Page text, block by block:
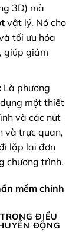
3D) mà
vật lý. Nó cho
tối ưu hóa
giúp giảm
Là phương
một thiết
và các nút
và trực quan,
lặp lại đơn
chương trình.
mềm chính
ĐIỀU
ĐỘNG